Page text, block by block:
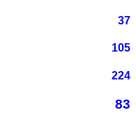
37
105
224
83